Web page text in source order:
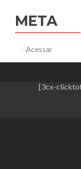
META
Acessar
[3cx-